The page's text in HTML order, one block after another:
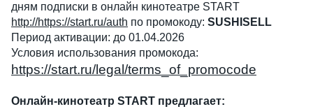
дням подписки в онлайн кинотеатре START
http://https://start.ru/auth по промокоду: SUSHISELL
Период активации: до 01.04.2026
Условия использования промокода:
https://start.ru/legal/terms_of_promocode
Онлайн-кинотеатр START предлагает: